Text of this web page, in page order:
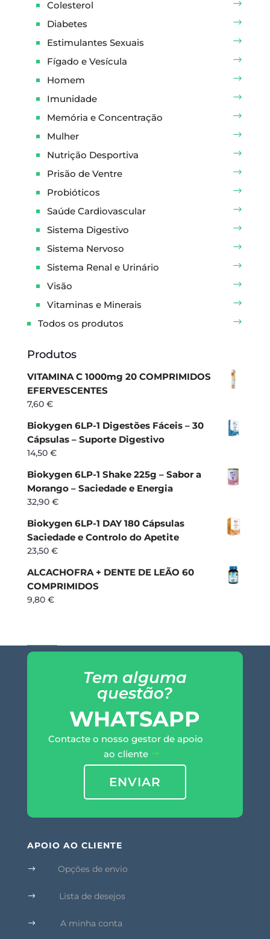
Colesterol
Diabetes
Estimulantes Sexuais
Fígado e Vesícula
Homem
Imunidade
Memória e Concentração
Mulher
Nutrição Desportiva
Prisão de Ventre
Probióticos
Saúde Cardiovascular
Sistema Digestivo
Sistema Nervoso
Sistema Renal e Urinário
Visão
Vitaminas e Minerais
Todos os produtos
Produtos
VITAMINA C 1000mg 20 COMPRIMIDOS
EFERVESCENTES
7,60 €
Biokygen 6LP-1 Digestões Fáceis – 30
Cápsulas – Suporte Digestivo
14,50 €
Biokygen 6LP-1 Shake 225g – Sabor a
Morango – Saciedade e Energia
32,90 €
Biokygen 6LP-1 DAY 180 Cápsulas
Saciedade e Controlo do Apetite
23,50 €
ALCACHOFRA + DENTE DE LEÃO 60
COMPRIMIDOS
9,80 €
Tem alguma
questão?
WHATSAPP
Contacte o nosso gestor de apoio
ao cliente
ENVIAR
APOIO AO CLIENTE
$ Opções de envio
$ Lista de desejos
$ A minha conta